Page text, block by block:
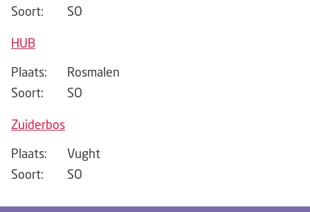
Soort:
SO
HUB
Plaats:
Rosmalen
Soort:
SO
Zuiderbos
Plaats:
Vught
Soort:
SO